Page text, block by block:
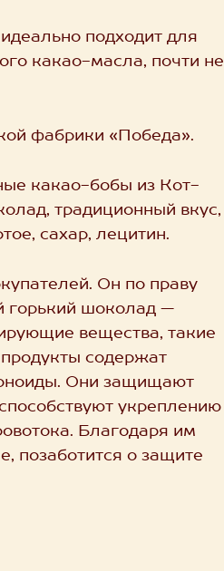
подходит для
какао-масла, почти не
фабрики «Победа».
какао-бобы из Кот-
традиционный вкус,
сахар, лецитин.
Он по праву
горький шоколад —
вещества, такие
содержат
Они защищают
укреплению
Благодаря им
позаботится о защите